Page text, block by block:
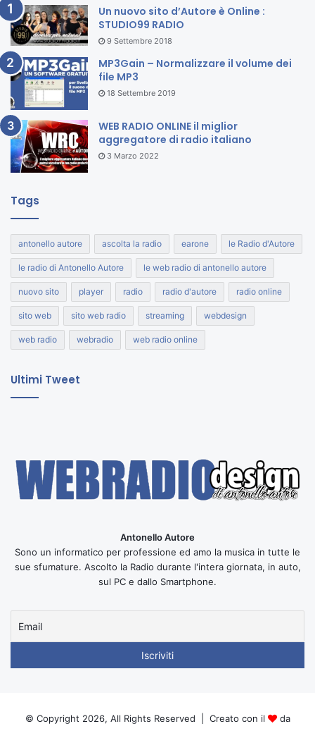
Un nuovo sito d’Autore è Online :
STUDIO99 RADIO
9 Settembre 2018
MP3Gain – Normalizzare il volume dei
file MP3
18 Settembre 2019
WEB RADIO ONLINE il miglior
aggregatore di radio italiano
3 Marzo 2022
Tags
antonello autore ascolta la radio earone le Radio d'Autore
le radio di Antonello Autore le web radio di antonello autore
nuovo sito player radio radio d'autore radio online
sito web sito web radio streaming webdesign
web radio webradio web radio online
Ultimi Tweet
Antonello Autore
Sono un informatico per professione ed amo la musica in tutte le
sue sfumature. Ascolto la Radio durante l'intera giornata, in auto,
sul PC e dallo Smartphone.
© Copyright 2026, All Rights Reserved | Creato con il da